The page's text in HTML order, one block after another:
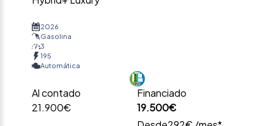
2026
Gasolina
3
195
Automática
Al contado
21.900€
Financiado
19.500€